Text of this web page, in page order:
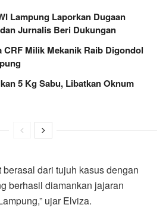
Lampung Laporkan Dugaan
Jurnalis Beri Dukungan
CRF Milik Mekanik Raib Digondol
5 Kg Sabu, Libatkan Oknum
berasal dari tujuh kasus dengan
berhasil diamankan jajaran
ujar Elviza.